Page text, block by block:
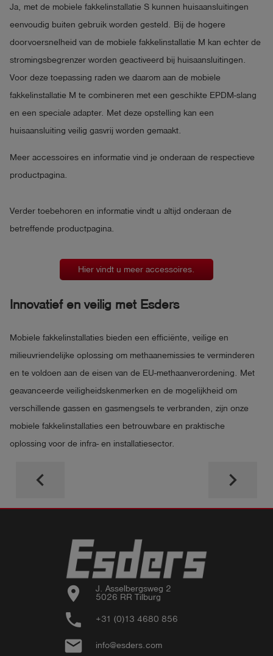
Ja, met de mobiele fakkelinstallatie S kunnen huisaansluitingen
eenvoudig buiten gebruik worden gesteld. Bij de hogere
doorvoersnelheid van de mobiele fakkelinstallatie M kan echter de
stromingsbegrenzer worden geactiveerd bij huisaansluitingen.
Voor deze toepassing raden we daarom aan de mobiele
fakkelinstallatie M te combineren met een geschikte EPDM-slang
en een speciale adapter. Met deze opstelling kan een
huisaansluiting veilig gasvrij worden gemaakt.
Meer accessoires en informatie vind je onderaan de respectieve
productpagina.
Verder toebehoren en informatie vindt u altijd onderaan de
betreffende productpagina.
Hier vindt u meer accessoires.
Innovatief en veilig met Esders
Mobiele fakkelinstallaties bieden een efficiënte, veilige en
milieuvriendelijke oplossing om methaanemissies te verminderen
en te voldoen aan de eisen van de EU-methaanverordening. Met
geavanceerde veiligheidskenmerken en de mogelijkheid om
verschillende gassen en gasmengsels te verbranden, zijn onze
mobiele fakkelinstallaties een betrouwbare en praktische
oplossing voor de infra- en installatiesector.
keyboard_arrow_left keyboard_arrow_right
location_on
J. Asselbergsweg 2
5026 RR Tilburg
phone +31 (0)13 4680 856
email info@esders.com